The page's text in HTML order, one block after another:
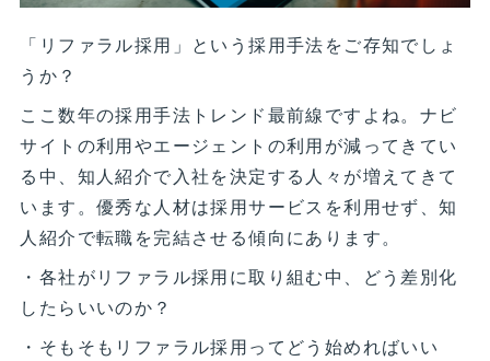
「リファラル採用」という採用手法をご存知でしょ
うか？
ここ数年の採用手法トレンド最前線ですよね。ナビ
サイトの利用やエージェントの利用が減ってきてい
る中、知人紹介で入社を決定する人々が増えてきて
います。優秀な人材は採用サービスを利用せず、知
人紹介で転職を完結させる傾向にあります。
・各社がリファラル採用に取り組む中、どう差別化
したらいいのか？
・そもそもリファラル採用ってどう始めればいい